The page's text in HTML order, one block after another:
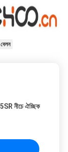
বেলন
নীচে ঐচ্ছিক